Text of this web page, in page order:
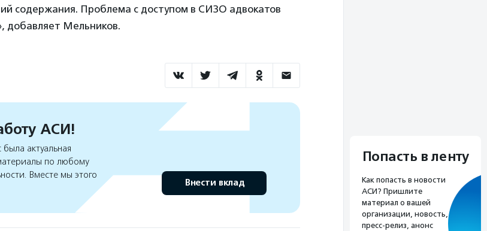
содержания. Проблема с доступом в СИЗО адвокатов
добавляет Мельников.
АСИ!
актуальная
по любому
Вместе мы этого
Внести вклад
Попасть в ленту
Как попасть в новости
АСИ? Пришлите
материал о вашей
организации, новость,
пресс-релиз, анонс